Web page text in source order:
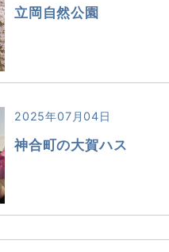
立岡自然公園
2025年07月04日
神合町の大賀ハス